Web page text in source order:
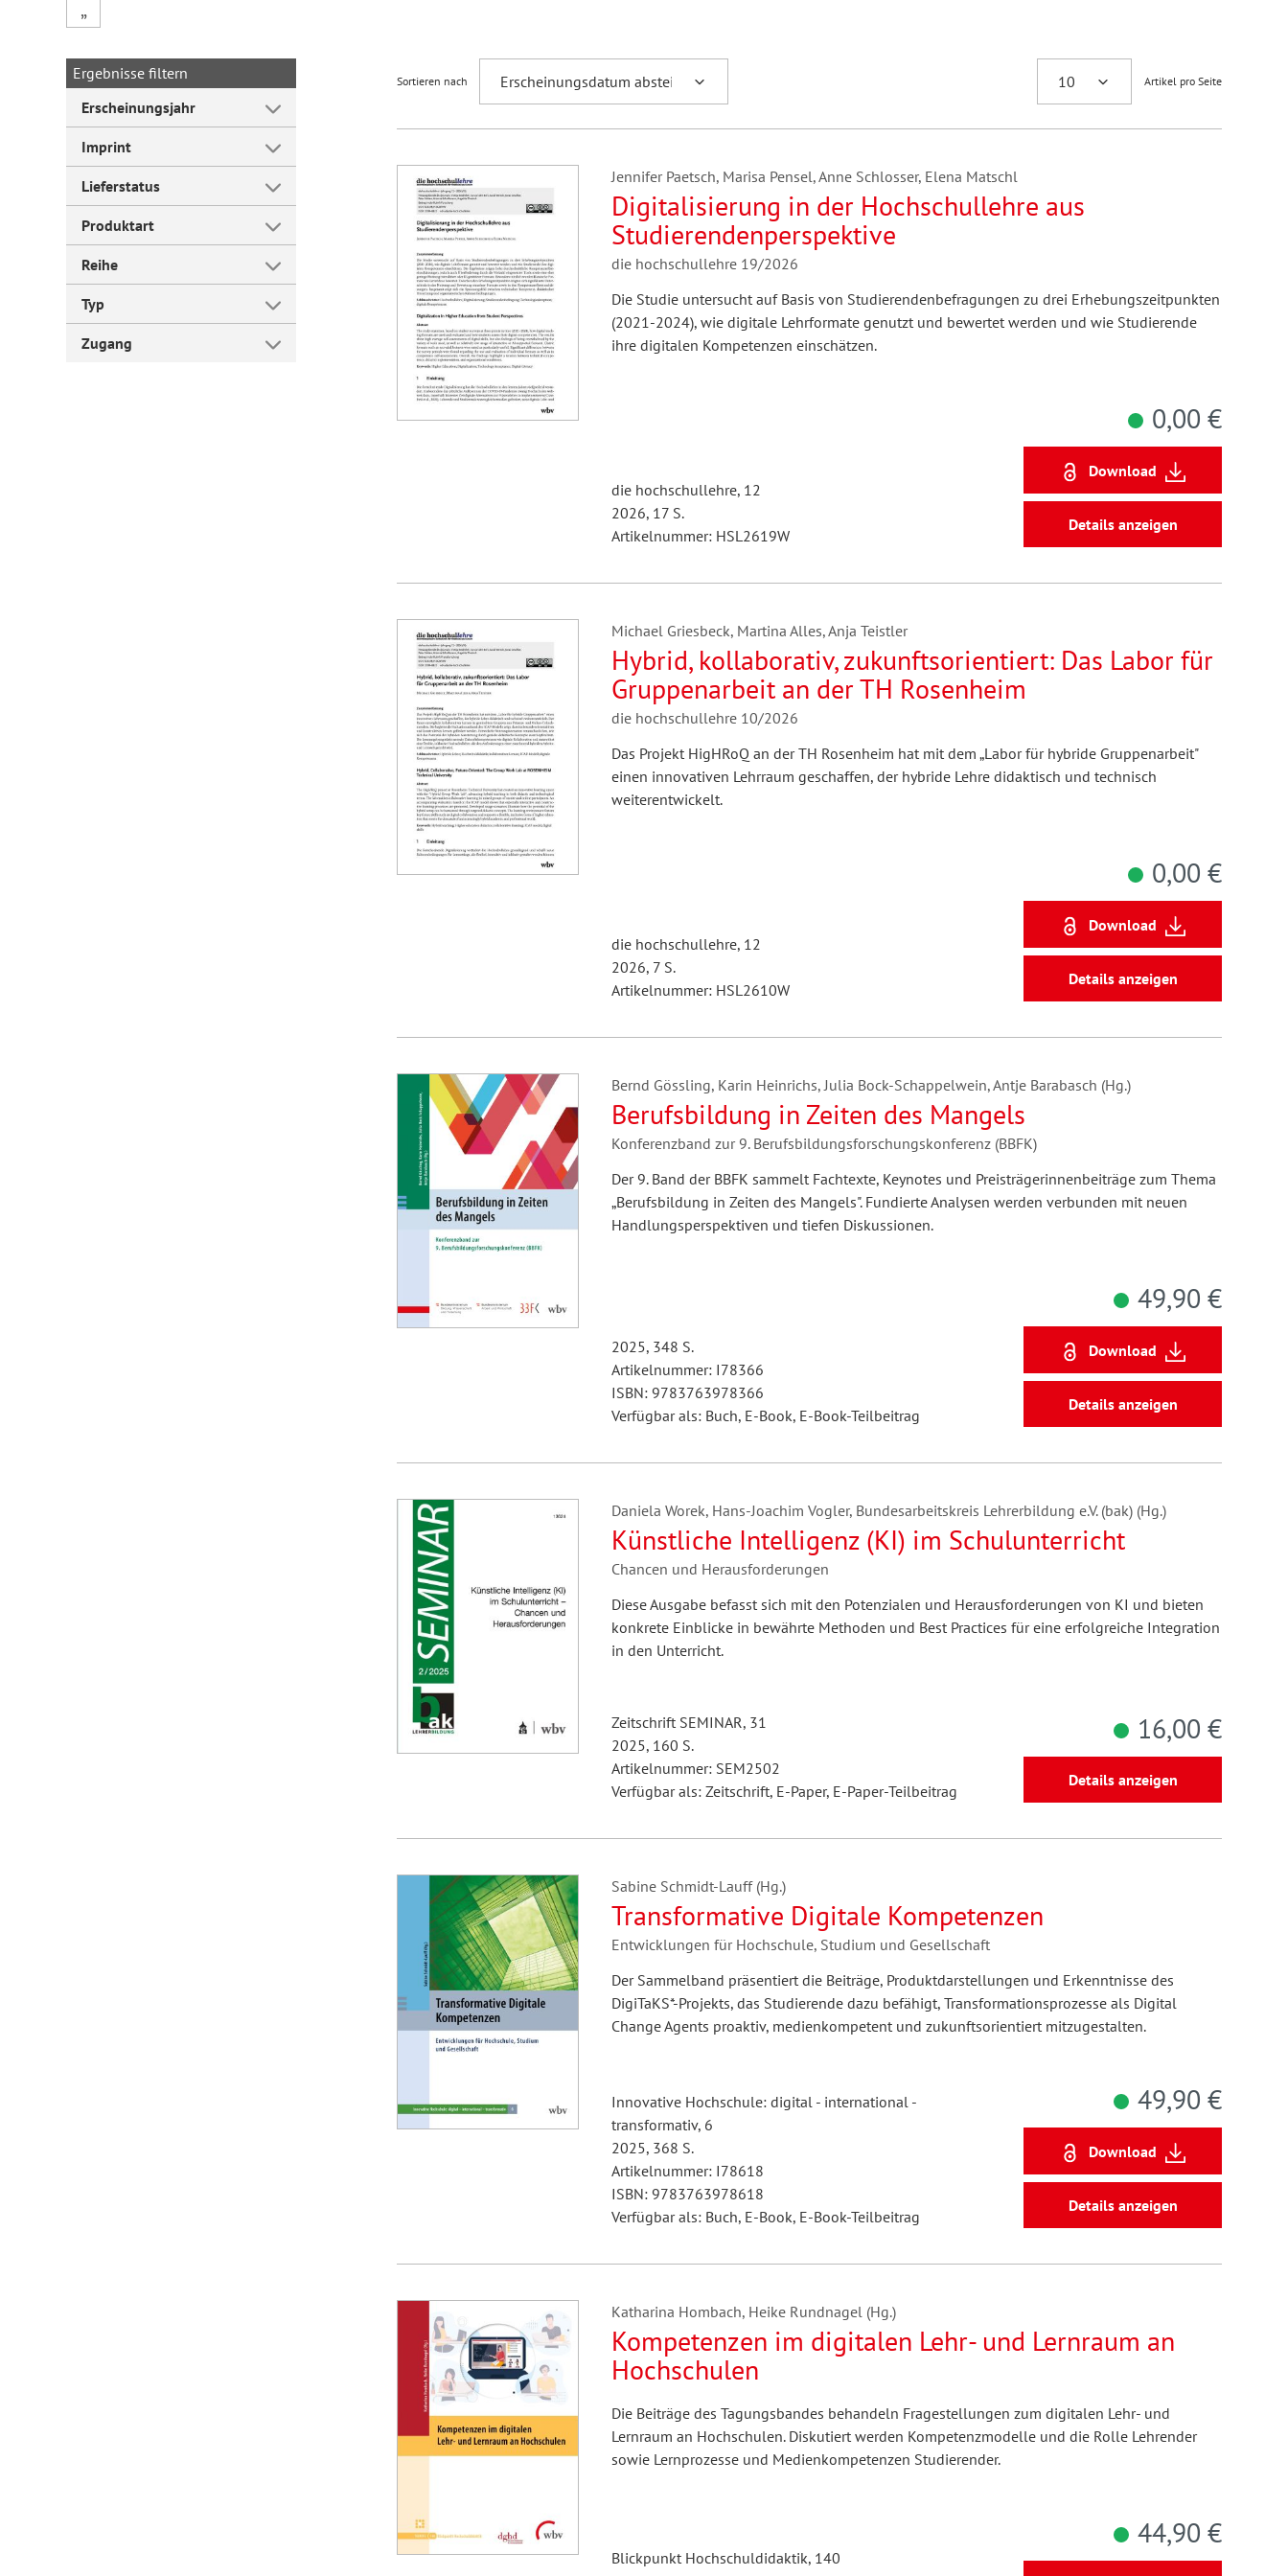
Forum Arbeitslehre
„
Ergebnisse filtern
Erscheinungsjahr
Imprint
Lieferstatus
Produktart
Reihe
Typ
Zugang
Sortieren nach Artikel pro Seite
Jennifer Paetsch, Marisa Pensel, Anne Schlosser, Elena Matschl
Digitalisierung in der Hochschullehre aus
Studierendenperspektive
die hochschullehre 19/2026
Die Studie untersucht auf Basis von Studierendenbefragungen zu drei Erhebungszeitpunkten
(2021-2024), wie digitale Lehrformate genutzt und bewertet werden und wie Studierende
ihre digitalen Kompetenzen einschätzen.
die hochschullehre, 12
2026, 17 S.
Artikelnummer: HSL2619W
0,00 €
Download
Details anzeigen
Michael Griesbeck, Martina Alles, Anja Teistler
Hybrid, kollaborativ, zukunftsorientiert: Das Labor für
Gruppenarbeit an der TH Rosenheim
die hochschullehre 10/2026
Das Projekt HigHRoQ an der TH Rosenheim hat mit dem „Labor für hybride Gruppenarbeit"
einen innovativen Lehrraum geschaffen, der hybride Lehre didaktisch und technisch
weiterentwickelt.
die hochschullehre, 12
2026, 7 S.
Artikelnummer: HSL2610W
0,00 €
Download
Details anzeigen
Bernd Gössling, Karin Heinrichs, Julia Bock-Schappelwein, Antje Barabasch (Hg.)
Berufsbildung in Zeiten des Mangels
Konferenzband zur 9. Berufsbildungsforschungskonferenz (BBFK)
Der 9. Band der BBFK sammelt Fachtexte, Keynotes und Preisträgerinnenbeiträge zum Thema
„Berufsbildung in Zeiten des Mangels". Fundierte Analysen werden verbunden mit neuen
Handlungsperspektiven und tiefen Diskussionen.
2025, 348 S.
Artikelnummer: I78366
ISBN: 9783763978366
Verfügbar als: Buch, E-Book, E-Book-Teilbeitrag
49,90 €
Download
Details anzeigen
Daniela Worek, Hans-Joachim Vogler, Bundesarbeitskreis Lehrerbildung e.V. (bak) (Hg.)
Künstliche Intelligenz (KI) im Schulunterricht
Chancen und Herausforderungen
Diese Ausgabe befasst sich mit den Potenzialen und Herausforderungen von KI und bieten
konkrete Einblicke in bewährte Methoden und Best Practices für eine erfolgreiche Integration
in den Unterricht.
Zeitschrift SEMINAR, 31
2025, 160 S.
Artikelnummer: SEM2502
Verfügbar als: Zeitschrift, E-Paper, E-Paper-Teilbeitrag
16,00 €
Details anzeigen
Sabine Schmidt-Lauff (Hg.)
Transformative Digitale Kompetenzen
Entwicklungen für Hochschule, Studium und Gesellschaft
Der Sammelband präsentiert die Beiträge, Produktdarstellungen und Erkenntnisse des
DigiTaKS*-Projekts, das Studierende dazu befähigt, Transformationsprozesse als Digital
Change Agents proaktiv, medienkompetent und zukunftsorientiert mitzugestalten.
Innovative Hochschule: digital - international -
transformativ, 6
2025, 368 S.
Artikelnummer: I78618
ISBN: 9783763978618
Verfügbar als: Buch, E-Book, E-Book-Teilbeitrag
49,90 €
Download
Details anzeigen
Katharina Hombach, Heike Rundnagel (Hg.)
Kompetenzen im digitalen Lehr- und Lernraum an
Hochschulen
Die Beiträge des Tagungsbandes behandeln Fragestellungen zum digitalen Lehr- und
Lernraum an Hochschulen. Diskutiert werden Kompetenzmodelle und die Rolle Lehrender
sowie Lernprozesse und Medienkompetenzen Studierender.
Blickpunkt Hochschuldidaktik, 140
44,90 €